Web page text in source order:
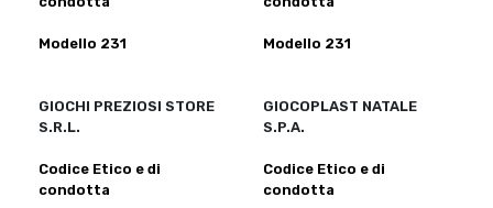
Modello 231 Modello 231
GIOCHI PREZIOSI STORE
S.R.L.
Codice Etico e di
condotta
GIOCOPLAST NATALE
S.P.A.
Codice Etico e di
condotta